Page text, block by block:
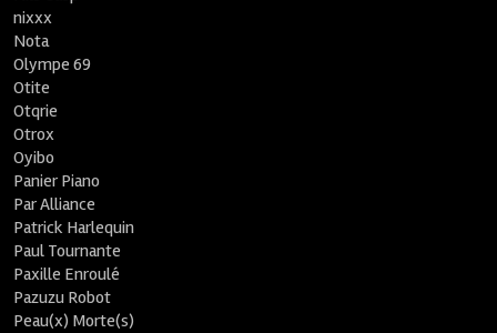
nixxx
Nota
Olympe 69
Otite
Otqrie
Otrox
Oyibo
Panier Piano
Par Alliance
Patrick Harlequin
Paul Tournante
Paxille Enroulé
Pazuzu Robot
Peau(x) Morte(s)